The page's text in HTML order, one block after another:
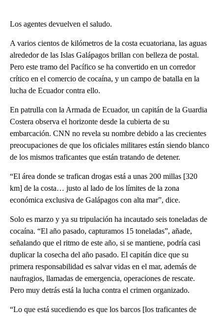
Los agentes devuelven el saludo.
A varios cientos de kilómetros de la costa ecuatoriana, las aguas
alrededor de las Islas Galápagos brillan con belleza de postal.
Pero este tramo del Pacífico se ha convertido en un corredor
crítico en el comercio de cocaína, y un campo de batalla en la
lucha de Ecuador contra ello.
En patrulla con la Armada de Ecuador, un capitán de la Guardia
Costera observa el horizonte desde la cubierta de su
embarcación. CNN no revela su nombre debido a las crecientes
preocupaciones de que los oficiales militares están siendo blanco
de los mismos traficantes que están tratando de detener.
“El área donde se trafican drogas está a unas 200 millas [320
km] de la costa… justo al lado de los límites de la zona
económica exclusiva de Galápagos con alta mar”, dice.
Solo es marzo y ya su tripulación ha incautado seis toneladas de
cocaína. “El año pasado, capturamos 15 toneladas”, añade,
señalando que el ritmo de este año, si se mantiene, podría casi
duplicar la cosecha del año pasado. El capitán dice que su
primera responsabilidad es salvar vidas en el mar, además de
naufragios, llamadas de emergencia, operaciones de rescate.
Pero muy detrás está la lucha contra el crimen organizado.
“Lo que está sucediendo es que los barcos [los traficantes de